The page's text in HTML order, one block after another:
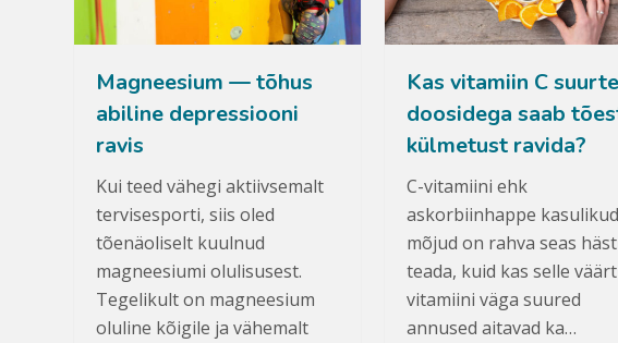
Magneesium — tõhus
abiline depressiooni
ravis
Kui teed vähegi aktiivsemalt
tervisesporti, siis oled
tõenäoliselt kuulnud
magneesiumi olulisusest.
Tegelikult on magneesium
oluline kõigile ja vähemalt
Kas vitamiin C suurte
doosidega saab
külmetust ravida?
C-vitamiini ehk
askorbiinhappe kasulikud
mõjud on rahva seas
teada, kuid kas selle väärt
vitamiini väga suured
annused aitavad ka…